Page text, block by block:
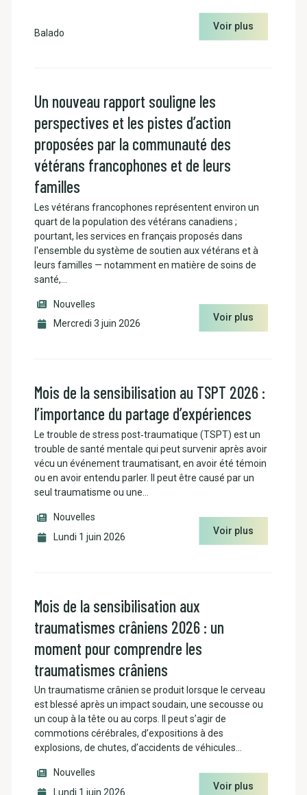
Balado
Voir plus
Un nouveau rapport souligne les
perspectives et les pistes d’action
proposées par la communauté des
vétérans francophones et de leurs
familles
Les vétérans francophones représentent environ un
quart de la population des vétérans canadiens ;
pourtant, les services en français proposés dans
l'ensemble du système de soutien aux vétérans et à
leurs familles — notamment en matière de soins de
santé,…
Nouvelles
Mercredi 3 juin 2026
Voir plus
Mois de la sensibilisation au TSPT 2026 :
l’importance du partage d’expériences
Le trouble de stress post‑traumatique (TSPT) est un
trouble de santé mentale qui peut survenir après avoir
vécu un événement traumatisant, en avoir été témoin
ou en avoir entendu parler. Il peut être causé par un
seul traumatisme ou une…
Nouvelles
Lundi 1 juin 2026
Voir plus
Mois de la sensibilisation aux
traumatismes crâniens 2026 : un
moment pour comprendre les
traumatismes crâniens
Un traumatisme crânien se produit lorsque le cerveau
est blessé après un impact soudain, une secousse ou
un coup à la tête ou au corps. Il peut s’agir de
commotions cérébrales, d’expositions à des
explosions, de chutes, d’accidents de véhicules…
Nouvelles
Lundi 1 juin 2026
Voir plus